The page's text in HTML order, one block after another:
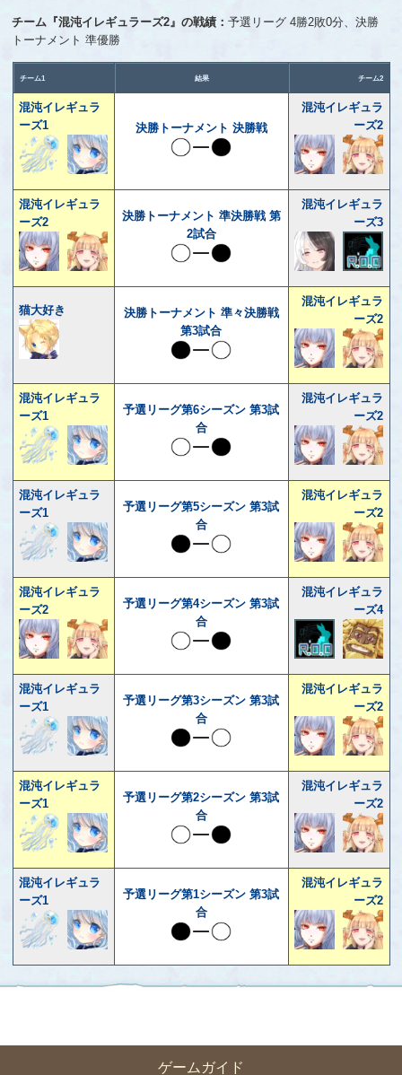
ゲームガイド
チーム『混沌イレギュラーズ2』の戦績：予選リーグ 4勝2敗0分、決勝
トーナメント 準優勝
チーム1 結果 チーム2
混沌イレギュラ
ーズ1
決勝トーナメント 決勝戦
混沌イレギュラ
ーズ2
混沌イレギュラ
ーズ2
決勝トーナメント 準決勝戦 第
2試合
混沌イレギュラ
ーズ3
猫大好き
決勝トーナメント 準々決勝戦
第3試合
混沌イレギュラ
ーズ2
混沌イレギュラ
ーズ1
予選リーグ第6シーズン 第3試
合
混沌イレギュラ
ーズ2
混沌イレギュラ
ーズ1
予選リーグ第5シーズン 第3試
合
混沌イレギュラ
ーズ2
混沌イレギュラ
ーズ2
予選リーグ第4シーズン 第3試
合
混沌イレギュラ
ーズ4
混沌イレギュラ
ーズ1
予選リーグ第3シーズン 第3試
合
混沌イレギュラ
ーズ2
混沌イレギュラ
ーズ1
予選リーグ第2シーズン 第3試
合
混沌イレギュラ
ーズ2
混沌イレギュラ
ーズ1
予選リーグ第1シーズン 第3試
合
混沌イレギュラ
ーズ2